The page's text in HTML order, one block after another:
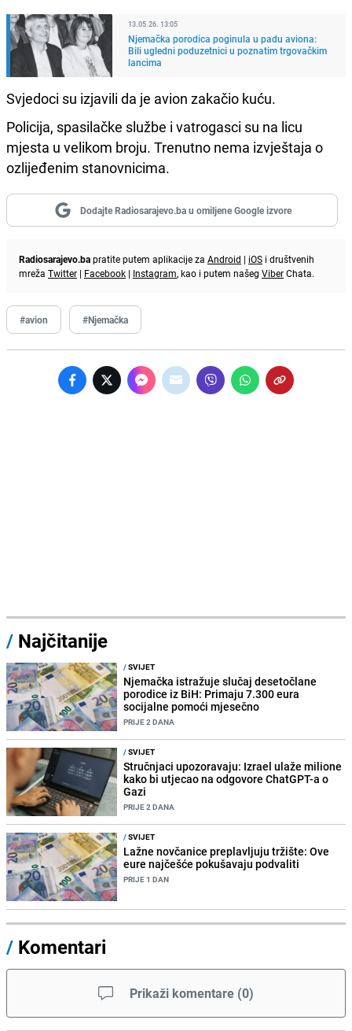
13.05.26. 13:05
Njemačka porodica poginula u padu aviona:
Bili ugledni poduzetnici u poznatim trgovačkim
lancima
Svjedoci su izjavili da je avion zakačio kuću.
Policija, spasilačke službe i vatrogasci su na licu
mjesta u velikom broju. Trenutno nema izvještaja o
ozlijeđenim stanovnicima.
Dodajte Radiosarajevo.ba u omiljene Google izvore
Radiosarajevo.bapratite putem aplikacije za Android | iOS i društvenih
mreža Twitter | Facebook | Instagram, kao i putem našeg ViberChata.
#avion #Njemačka
/ Najčitanije
/SVIJET
Njemačka istražuje slučaj desetočlane
porodice iz BiH: Primaju 7.300 eura
socijalne pomoći mjesečno
PRIJE 2 DANA
/SVIJET
Stručnjaci upozoravaju: Izrael ulaže milione
kako bi utjecao na odgovore ChatGPT-a o
Gazi
PRIJE 2 DANA
/SVIJET
Lažne novčanice preplavljuju tržište: Ove
eure najčešće pokušavaju podvaliti
PRIJE 1 DAN
/ Komentari
Prikaži komentare (0)